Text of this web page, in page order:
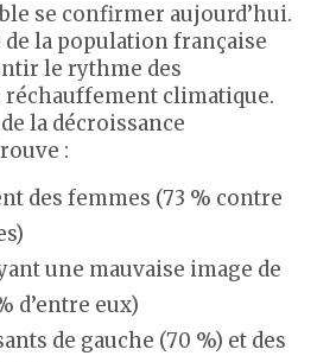
se confirmer aujourd’hui.
la population française
le rythme des
climatique.
la décroissance
:
des femmes (73 % contre
une mauvaise image de
d’entre eux)
de gauche (70 %) et des